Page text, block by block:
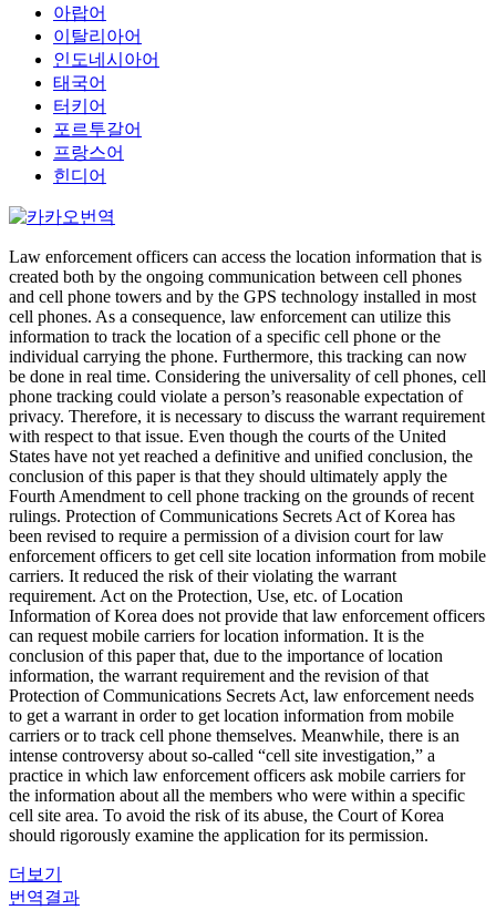
아랍어
이탈리아어
인도네시아어
태국어
터키어
포르투갈어
프랑스어
힌디어
Law enforcement officers can access the location information that is
created both by the ongoing communication between cell phones
and cell phone towers and by the GPS technology installed in most
cell phones. As a consequence, law enforcement can utilize this
information to track the location of a specific cell phone or the
individual carrying the phone. Furthermore, this tracking can now
be done in real time. Considering the universality of cell phones, cell
phone tracking could violate a person’s reasonable expectation of
privacy. Therefore, it is necessary to discuss the warrant requirement
with respect to that issue. Even though the courts of the United
States have not yet reached a definitive and unified conclusion, the
conclusion of this paper is that they should ultimately apply the
Fourth Amendment to cell phone tracking on the grounds of recent
rulings. Protection of Communications Secrets Act of Korea has
been revised to require a permission of a division court for law
enforcement officers to get cell site location information from mobile
carriers. It reduced the risk of their violating the warrant
requirement. Act on the Protection, Use, etc. of Location
Information of Korea does not provide that law enforcement officers
can request mobile carriers for location information. It is the
conclusion of this paper that, due to the importance of location
information, the warrant requirement and the revision of that
Protection of Communications Secrets Act, law enforcement needs
to get a warrant in order to get location information from mobile
carriers or to track cell phone themselves. Meanwhile, there is an
intense controversy about so-called “cell site investigation,” a
practice in which law enforcement officers ask mobile carriers for
the information about all the members who were within a specific
cell site area. To avoid the risk of its abuse, the Court of Korea
should rigorously examine the application for its permission.
더보기
번역결과